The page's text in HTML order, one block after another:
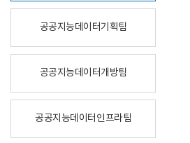
공공지능데이터기획팀
공공지능데이터개방팀
공공지능데이터인프라팀